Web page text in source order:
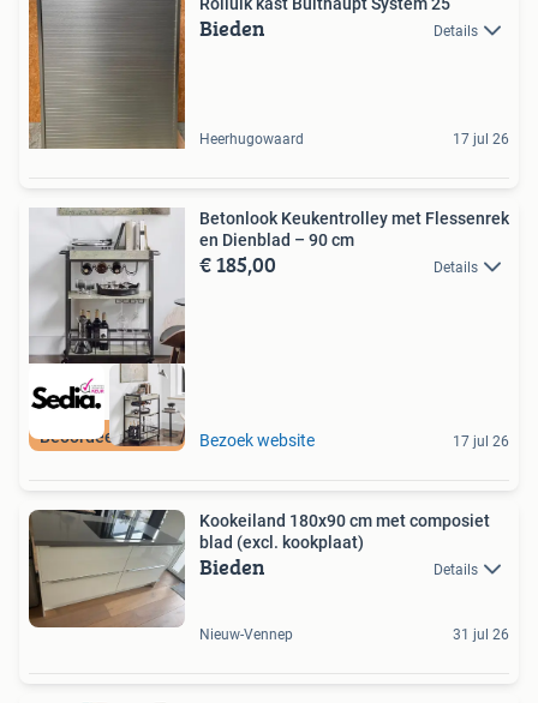
Bieden Details
Heerhugowaard 17 jul 26
Beoordeeld met 9+
Betonlook Keukentrolley met Flessenrek
en Dienblad – 90 cm
€ 185,00 Details
Bezoek website 17 jul 26
Kookeiland 180x90 cm met composiet
blad (excl. kookplaat)
Bieden Details
Nieuw-Vennep 31 jul 26